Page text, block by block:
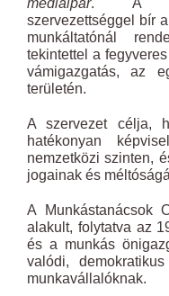
médiaipar. A
szervezettséggel bír a
munkáltatónál
tekintettel a
vámigazgatás, az
területén.
A szervezet célja,
hatékonyan
nemzetközi szinten,
jogainak és
A Munkástanácsok
alakult, folytatva az
és a munkás
valódi,
munkavállalóknak.